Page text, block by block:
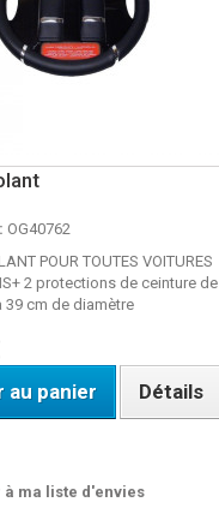
OG40762
POUR TOUTES VOITURES
2 protections de ceinture de
39 cm de diamètre
au panier Détails
à ma liste d'envies